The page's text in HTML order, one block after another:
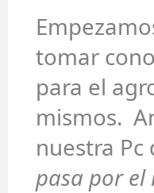
tomar
para el
mismos.
nuestra
pasa por el